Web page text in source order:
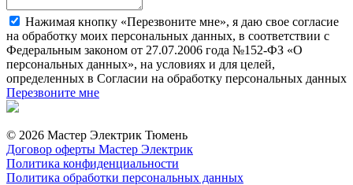
Нажимая кнопку «Перезвоните мне», я даю свое согласие
на обработку моих персональных данных, в соответствии с
Федеральным законом от 27.07.2006 года №152-ФЗ «О
персональных данных», на условиях и для целей,
определенных в Согласии на обработку персональных данных
Перезвоните мне
© 2026 Мастер Электрик Тюмень
Договор оферты Мастер Электрик
Политика конфиденциальности
Политика обработки персональных данных